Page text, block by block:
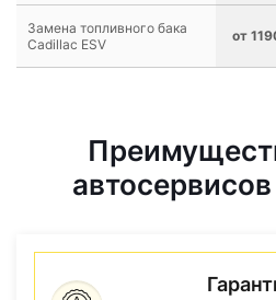
Замена топливного бака
Cadillac ESV
от